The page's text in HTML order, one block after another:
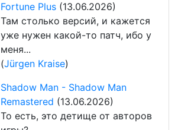
Fortune Plus (13.06.2026)
Там столько версий, и кажется
уже нужен какой-то патч, ибо у
меня...
(Jürgen Kraise)
Shadow Man - Shadow Man
Remastered (13.06.2026)
То есть, это детище от авторов